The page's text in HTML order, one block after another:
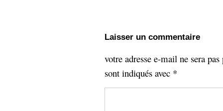
Laisser un commentaire
votre adresse e-mail ne sera
sont indiqués avec *